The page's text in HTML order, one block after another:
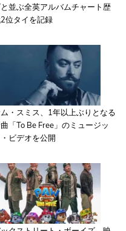
並ぶ全英アルバムチャート歴
位タイを記録
・スミス、1年以上ぶりとなる
「To Be Free」のミュージッ
ビデオを公開